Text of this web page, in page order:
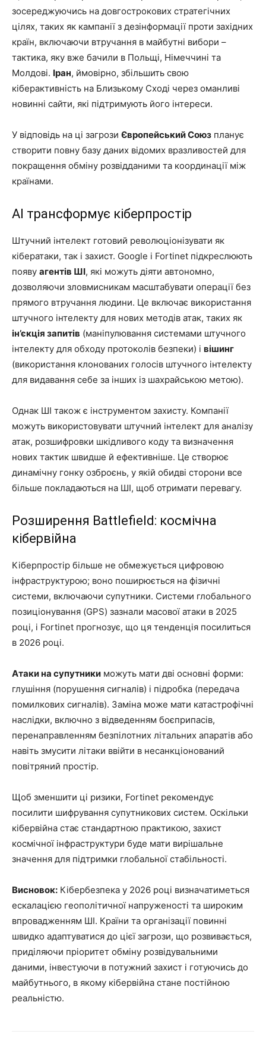
зосереджуючись на довгострокових стратегічних
цілях, таких як кампанії з дезінформації проти західних
країн, включаючи втручання в майбутні вибори –
тактика, яку вже бачили в Польщі, Німеччині та
Молдові. Іран, ймовірно, збільшить свою
кіберактивність на Близькому Сході через оманливі
новинні сайти, які підтримують його інтереси.
У відповідь на ці загрози Європейський Союз планує
створити повну базу даних відомих вразливостей для
покращення обміну розвідданими та координації між
країнами.
AI трансформує кіберпростір
Штучний інтелект готовий революціонізувати як
кібератаки, так і захист. Google і Fortinet підкреслюють
появу агентів ШІ, які можуть діяти автономно,
дозволяючи зловмисникам масштабувати операції без
прямого втручання людини. Це включає використання
штучного інтелекту для нових методів атак, таких як
ін’єкція запитів (маніпулювання системами штучного
інтелекту для обходу протоколів безпеки) і вішинг
(використання клонованих голосів штучного інтелекту
для видавання себе за інших із шахрайською метою).
Однак ШІ також є інструментом захисту. Компанії
можуть використовувати штучний інтелект для аналізу
атак, розшифровки шкідливого коду та визначення
нових тактик швидше й ефективніше. Це створює
динамічну гонку озброєнь, у якій обидві сторони все
більше покладаються на ШІ, щоб отримати перевагу.
Розширення Battlefield: космічна
кібервійна
Кіберпростір більше не обмежується цифровою
інфраструктурою; воно поширюється на фізичні
системи, включаючи супутники. Системи глобального
позиціонування (GPS) зазнали масової атаки в 2025
році, і Fortinet прогнозує, що ця тенденція посилиться
в 2026 році.
Атаки на супутники можуть мати дві основні форми:
глушіння (порушення сигналів) і підробка (передача
помилкових сигналів). Заміна може мати катастрофічні
наслідки, включно з відведенням боєприпасів,
перенаправленням безпілотних літальних апаратів або
навіть змусити літаки ввійти в несанкціонований
повітряний простір.
Щоб зменшити ці ризики, Fortinet рекомендує
посилити шифрування супутникових систем. Оскільки
кібервійна стає стандартною практикою, захист
космічної інфраструктури буде мати вирішальне
значення для підтримки глобальної стабільності.
Висновок: Кібербезпека у 2026 році визначатиметься
ескалацією геополітичної напруженості та широким
впровадженням ШІ. Країни та організації повинні
швидко адаптуватися до цієї загрози, що розвивається,
приділяючи пріоритет обміну розвідувальними
даними, інвестуючи в потужний захист і готуючись до
майбутнього, в якому кібервійна стане постійною
реальністю.